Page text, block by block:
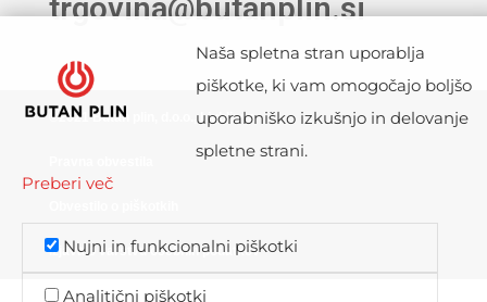
Naša spletna stran uporablja
piškotke, ki vam omogočajo boljšo
uporabniško izkušnjo in delovanje
spletne strani.
Preberi več
Nujni in funkcionalni piškotki
trgovina@butanplin.si
©2021 Butan plin, d.o.o., Ljubljana
Izjava o varstvu osebnih podatkov